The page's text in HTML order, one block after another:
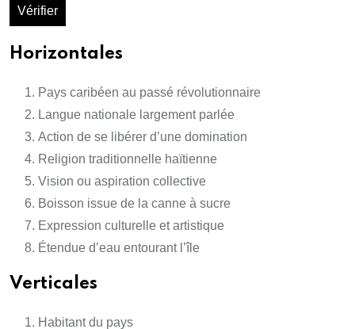
Vérifier
Horizontales
Pays caribéen au passé révolutionnaire
Langue nationale largement parlée
Action de se libérer d’une domination
Religion traditionnelle haïtienne
Vision ou aspiration collective
Boisson issue de la canne à sucre
Expression culturelle et artistique
Étendue d’eau entourant l’île
Verticales
Habitant du pays